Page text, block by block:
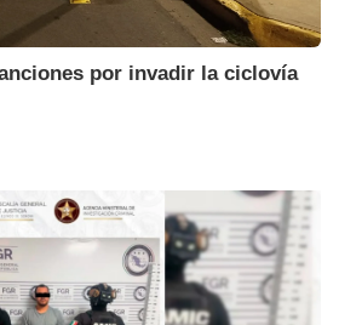
por invadir la ciclovía